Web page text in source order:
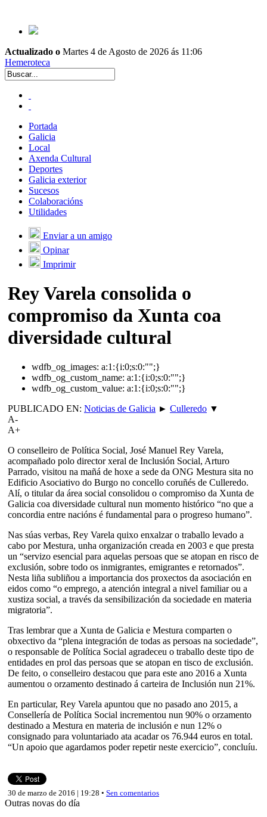
Actualizado o Martes 4 de Agosto de 2026 ás 11:06
Hemeroteca
Portada
Galicia
Local
Axenda Cultural
Deportes
Galicia exterior
Sucesos
Colaboracións
Utilidades
Enviar a un amigo
Opinar
Imprimir
Rey Varela consolida o
compromiso da Xunta coa
diversidade cultural
wdfb_og_images: a:1:{i:0;s:0:"";}
wdfb_og_custom_name: a:1:{i:0;s:0:"";}
wdfb_og_custom_value: a:1:{i:0;s:0:"";}
PUBLICADO EN: Noticias de Galicia ► Culleredo ▼
A-
A+
O conselleiro de Política Social, José Manuel Rey Varela,
acompañado polo director xeral de Inclusión Social, Arturo
Parrado, visitou na mañá de hoxe a sede da ONG Mestura sita no
Edificio Asociativo do Burgo no concello coruñés de Culleredo.
Alí, o titular da área social consolidou o compromiso da Xunta de
Galicia coa diversidade cultural nun momento histórico “no que a
concordia entre nacións é fundamental para o progreso humano”.
Nas súas verbas, Rey Varela quixo enxalzar o traballo levado a
cabo por Mestura, unha organización creada en 2003 e que presta
un “servizo esencial para aquelas persoas que se atopan en risco de
exclusión, sobre todo os inmigrantes, emigrantes e retornados”.
Nesta liña subliñou a importancia dos proxectos da asociación en
eidos como “o emprego, a atención integral a nivel familiar ou a
xustiza social, a través da sensibilización da sociedade en materia
migratoria”.
Tras lembrar que a Xunta de Galicia e Mestura comparten o
obxectivo da “plena integración de todas as persoas na sociedade”,
o responsable de Política Social agradeceu o traballo deste tipo de
entidades en prol das persoas que se atopan en tisco de exclusión.
De feito, o conselleiro destacou que para este ano 2016 a Xunta
aumentou o orzamento destinado á carteira de Inclusión nun 21%.
En particular, Rey Varela apuntou que no pasado ano 2015, a
Consellería de Política Social incrementou nun 90% o orzamento
destinado a Mestura en materia de inclusión e nun 12% o
consignado para voluntariado ata acadar os 76.944 euros en total.
“Un apoio que agardamos poder repetir neste exercicio”, concluíu.
30 de marzo de 2016 | 19:28 • Sen comentarios
Outras novas do día